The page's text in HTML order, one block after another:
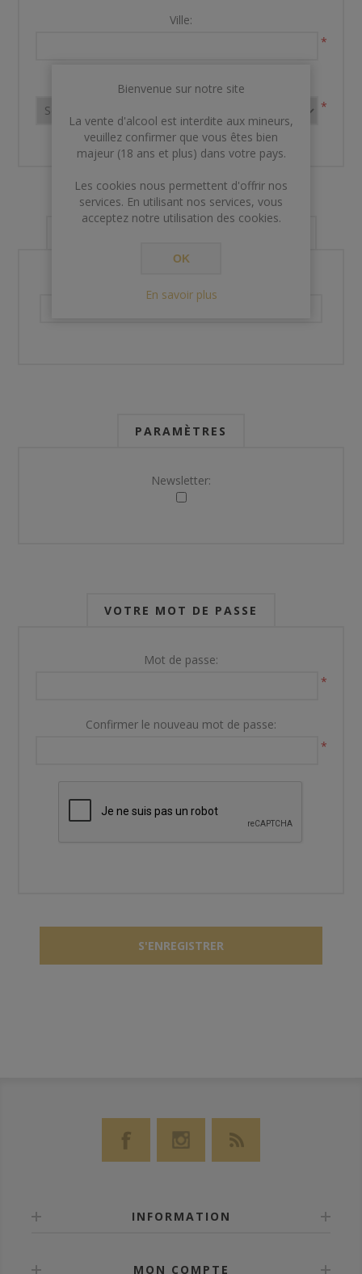
Ville:
*
Pays:
*
PARAMÈTRES
Newsletter:
VOTRE MOT DE PASSE
Mot de passe:
*
Confirmer le nouveau mot de passe:
*
INFORMATION
MON COMPTE
Bienvenue sur notre site
La vente d'alcool est interdite aux mineurs,
veuillez confirmer que vous êtes bien
majeur (18 ans et plus) dans votre pays.
Les cookies nous permettent d'offrir nos
services. En utilisant nos services, vous
acceptez notre utilisation des cookies.
OK
En savoir plus